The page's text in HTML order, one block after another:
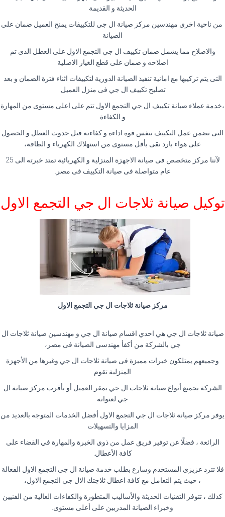
الحديثة و القديمة
من ناحية اخري مهندسين مركز صيانة ال جي للتكييفات يمنح العميل ضمان على
الصيانة
والاصلاح مما يشمل ضمان تكييف ال جي التجمع الاول على العطل الذى تم
اصلاحه و ضمان على قطع الغيار الاصلية
التى يتم تركيبها مع امانية تنفيذ الصيانة الدورية لتكييفات اثناء فترة الضمان و بعد
تصليح تكييف ال جي فى منزل العميل.
،خدمة عملاء صيانة تكييف ال جي التجمع الاول تتم على اعلى مستوى من المهارة
و الكفاءة
التى تضمن عمل التكييف بنفس قوة اداءه و كفاءته قبل حدوث العطل و الحصول
على هواء بارد نقى بأقل مستوى من استهلاك الكهرباء و الطاقة،
لآننا مركز متخصص فى صيانة الاجهزة المنزلية و الكهربائية تمتد خبرته الى 25
عام متواصلة فى صيانة التكييف فى مصر.
توكيل صيانة ثلاجات ال جي التجمع الاول
مركز صيانة ثلاجات ال جي التجمع الاول
صيانة ثلاجات ال جي هي احدي اقسام صيانة ال جي و مهندسين صيانة ثلاجات ال
جي بالشركة من أكفأ مهندسى الصيانة فى مصر،
وجميعهم يمتلكون خبرات مميزة فى صيانة ثلاجات ال جي وغيرها من الأجهزة
المنزلية تقوم
الشركة بجميع أنواع صيانة ثلاجات ال جي بمقر العميل أو بأقرب مركز صيانة ال
جي لعنوانه
يوفر مركز صيانة ثلاجات ال جي التجمع الاول أفضل الخدمات المتوجه بالعديد من
المزايا والتسهيلات
الرائعة ، فضلًا عن توفير فريق عمل من ذوي الخبرة والمهارة في القضاء على
كافة الأعطال.
فلا تترد عزيزي المستخدم وسارع بطلب خدمة صيانة ال جي التجمع الاول الفعالة
، حيث يتم التعامل مع كافة اعطال ثلاجتك الال جي التجمع الاول،
كذلك ، تتوفر التقنيات الحديثة والأساليب المتطورة والكفاءات العالية من الفنيين
وخبراء الصيانة المدربين على أعلى مستوى.